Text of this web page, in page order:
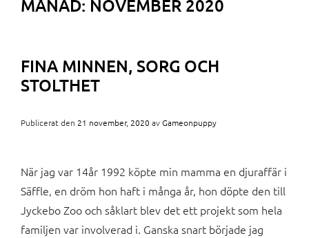
MÅNAD: NOVEMBER 2020
FINA MINNEN, SORG OCH
STOLTHET
Publicerat den 21 november, 2020 avGameonpuppy
När jag var 14år 1992 köpte min mamma en djuraffär i
Säffle, en dröm hon haft i många år, hon döpte den till
Jyckebo Zoo och såklart blev det ett projekt som hela
familjen var involverad i. Ganska snart började jag